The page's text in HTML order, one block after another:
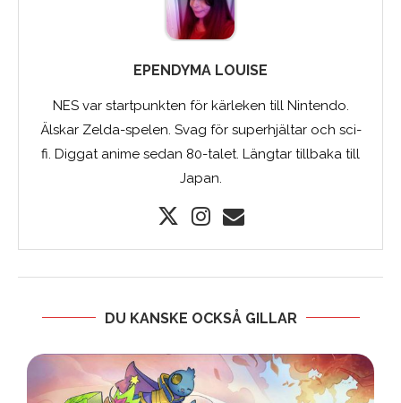
EPENDYMA LOUISE
NES var startpunkten för kärleken till Nintendo.
Älskar Zelda-spelen. Svag för superhjältar och sci-
fi. Diggat anime sedan 80-talet. Längtar tillbaka till
Japan.
DU KANSKE OCKSÅ GILLAR